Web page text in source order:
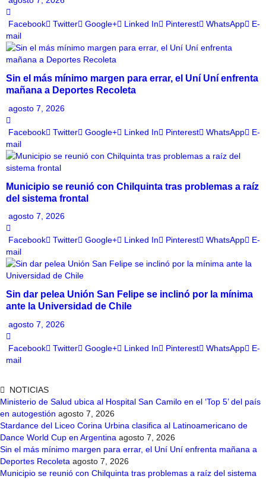
Facebook Twitter Google+ Linked In Pinterest WhatsApp
E-
mail
Sin el más mínimo margen para errar, el Uní Uní enfrenta
mañana a Deportes Recoleta
agosto 7, 2026
Facebook Twitter Google+ Linked In Pinterest WhatsApp
E-
mail
Municipio se reunió con Chilquinta tras problemas a raíz
del sistema frontal
agosto 7, 2026
Facebook Twitter Google+ Linked In Pinterest WhatsApp
E-
mail
Sin dar pelea Unión San Felipe se inclinó por la mínima
ante la Universidad de Chile
agosto 7, 2026
Facebook Twitter Google+ Linked In Pinterest WhatsApp
E-
mail
NOTICIAS
Ministerio de Salud ubica al Hospital San Camilo en el ‘Top 5’ del país
en autogestión agosto 7, 2026
Stardance del Liceo Corina Urbina clasifica al Latinoamericano de
Dance World Cup en Argentina agosto 7, 2026
Sin el más mínimo margen para errar, el Uní Uní enfrenta mañana a
Deportes Recoleta agosto 7, 2026
Municipio se reunió con Chilquinta tras problemas a raíz del sistema